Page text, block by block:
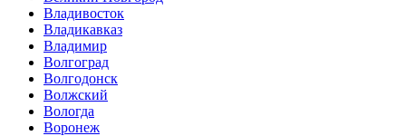
Владивосток
Владикавказ
Владимир
Волгоград
Волгодонск
Волжский
Вологда
Воронеж